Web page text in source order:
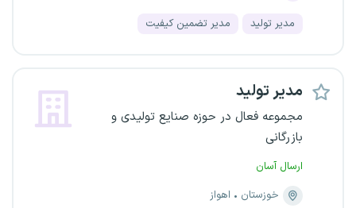
مدیر تولید مدیر تضمین کیفیت
مدیر تولید
مجموعه فعال در حوزه صنایع تولیدی و
بازرگانی
ارسال آسان
خوزستان
اهواز